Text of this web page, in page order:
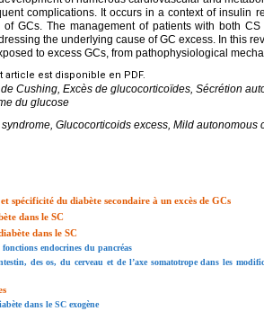
complications. It occurs in a context of insulin
GCs. The management of patients with both
the underlying cause of GC excess. In this
to excess GCs, from pathophysiological
article est disponible en PDF.
Cushing, Excès de glucocorticoïdes, Sécrétion
du glucose
Glucocorticoids excess, Mild autonomous
spécificité du diabète secondaire à un excès de GCs
dans le SC
dans le SC
endocrines du pancréas
des os, du cerveau et de l’axe somatotrope dans les
dans le SC exogène